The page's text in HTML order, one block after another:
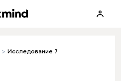
> Исследование 7